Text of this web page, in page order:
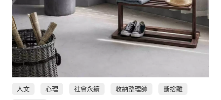
人文
人文 心理 社會永續 收納整理師
斷捨離